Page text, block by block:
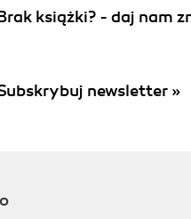
książki? - daj nam
newsletter »